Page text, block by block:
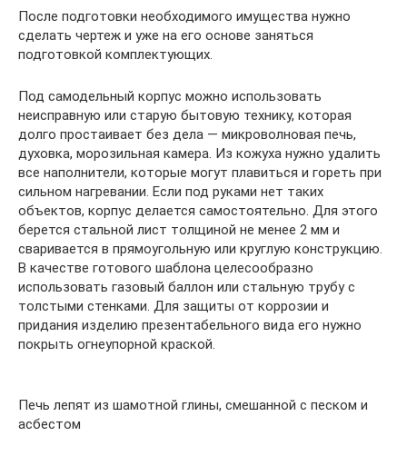
После подготовки необходимого имущества нужно
сделать чертеж и уже на его основе заняться
подготовкой комплектующих.
Под самодельный корпус можно использовать
неисправную или старую бытовую технику, которая
долго простаивает без дела — микроволновая печь,
духовка, морозильная камера. Из кожуха нужно удалить
все наполнители, которые могут плавиться и гореть при
сильном нагревании. Если под руками нет таких
объектов, корпус делается самостоятельно. Для этого
берется стальной лист толщиной не менее 2 мм и
сваривается в прямоугольную или круглую конструкцию.
В качестве готового шаблона целесообразно
использовать газовый баллон или стальную трубу с
толстыми стенками. Для защиты от коррозии и
придания изделию презентабельного вида его нужно
покрыть огнеупорной краской.
Печь лепят из шамотной глины, смешанной с песком и
асбестом